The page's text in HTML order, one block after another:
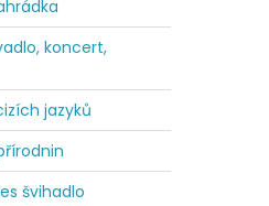
koncert,
jazyků
švihadlo